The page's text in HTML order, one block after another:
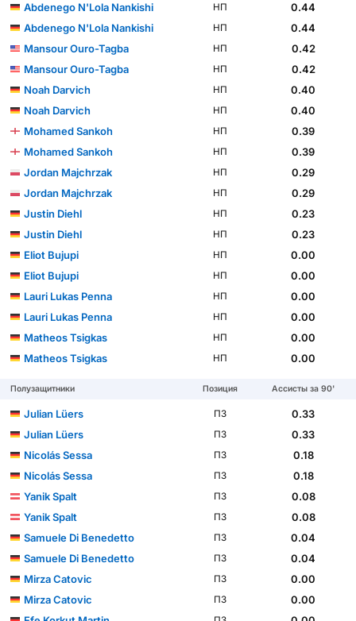
Abdenego N'Lola Nankishi
НП
0.44
Abdenego N'Lola Nankishi
НП
0.44
Mansour Ouro-Tagba
НП
0.42
Mansour Ouro-Tagba
НП
0.42
Noah Darvich
НП
0.40
Noah Darvich
НП
0.40
Mohamed Sankoh
НП
0.39
Mohamed Sankoh
НП
0.39
Jordan Majchrzak
НП
0.29
Jordan Majchrzak
НП
0.29
Justin Diehl
НП
0.23
Justin Diehl
НП
0.23
Eliot Bujupi
НП
0.00
Eliot Bujupi
НП
0.00
Lauri Lukas Penna
НП
0.00
Lauri Lukas Penna
НП
0.00
Matheos Tsigkas
НП
0.00
Matheos Tsigkas
НП 0.00
Полузащитники Позиция Ассисты за 90'
Julian Lüers ПЗ
0.33
Julian Lüers
ПЗ
0.33
Nicolás Sessa
ПЗ
0.18
Nicolás Sessa
ПЗ
0.18
Yanik Spalt
ПЗ
0.08
Yanik Spalt
ПЗ
0.08
Samuele Di Benedetto
ПЗ
0.04
Samuele Di Benedetto
ПЗ
0.04
Mirza Catovic
ПЗ
0.00
Mirza Catovic
ПЗ
0.00